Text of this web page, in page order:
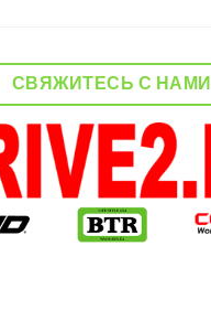
СВЯЖИТЕСЬ С НАМИ